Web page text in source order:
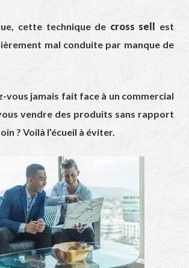
cette technique de cross sell
est
mal conduite par manque de
vous jamais fait face à un commercial
vendre des produits sans rapport
? Voilà l’écueil à éviter.